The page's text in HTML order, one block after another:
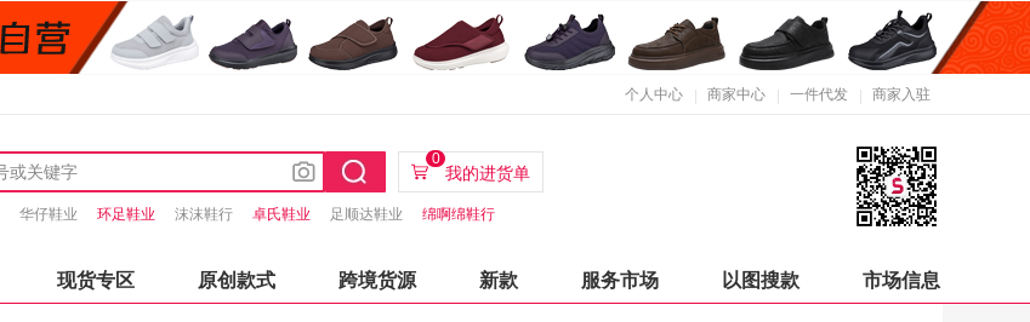
个人中心 商家中心 一件代发 商家入驻
0
我的进货单
华仔鞋业 环足鞋业 沫沫鞋行 卓氏鞋业 足顺达鞋业 绵啊绵鞋行
现货专区 原创款式 跨境货源 新款 服务市场 以图搜款 市场信息